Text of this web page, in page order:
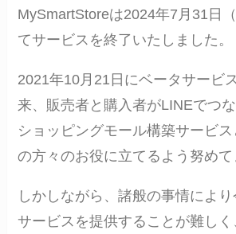
MySmartStoreは2024年7月31日
てサービスを終了いたしました。
2021年10月21日にベータサービ
来、販売者と購入者がLINEでつ
ショッピングモール構築サービ
の方々のお役に立てるよう努めて
しかしながら、諸般の事情によ
サービスを提供することが難し